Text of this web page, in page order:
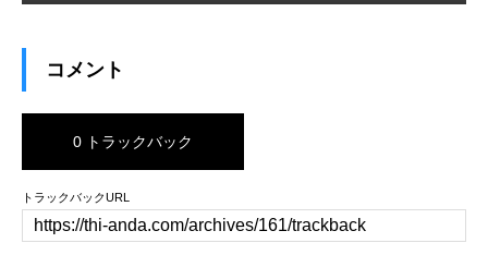
コメント
0 トラックバック
トラックバックURL